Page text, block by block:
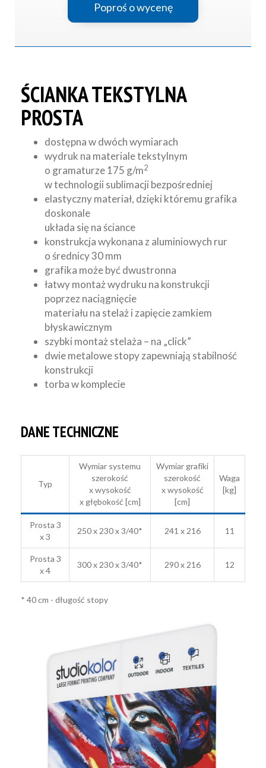
Poproś o wycenę
ŚCIANKA TEKSTYLNA
PROSTA
dostępna w dwóch wymiarach
wydruk na materiale tekstylnym
o gramaturze 175 g/m2
w technologii sublimacji bezpośredniej
elastyczny materiał, dzięki któremu grafika
doskonale
układa się na ściance
konstrukcja wykonana z aluminiowych rur
o średnicy 30 mm
grafika może być dwustronna
łatwy montaż wydruku na konstrukcji
poprzez naciągnięcie
materiału na stelaż i zapięcie zamkiem
błyskawicznym
szybki montaż stelaża – na „click”
dwie metalowe stopy zapewniają stabilność
konstrukcji
torba w komplecie
DANE TECHNICZNE
Typ
Wymiar systemu
szerokość
x wysokość
x głębokość [cm]
Wymiar grafiki
szerokość
x wysokość
[cm]
Waga
[kg]
Prosta 3
x 3
250 x 230 x 3/40* 241 x 216 11
Prosta 3
x 4
300 x 230 x 3/40* 290 x 216 12
* 40 cm - długość stopy